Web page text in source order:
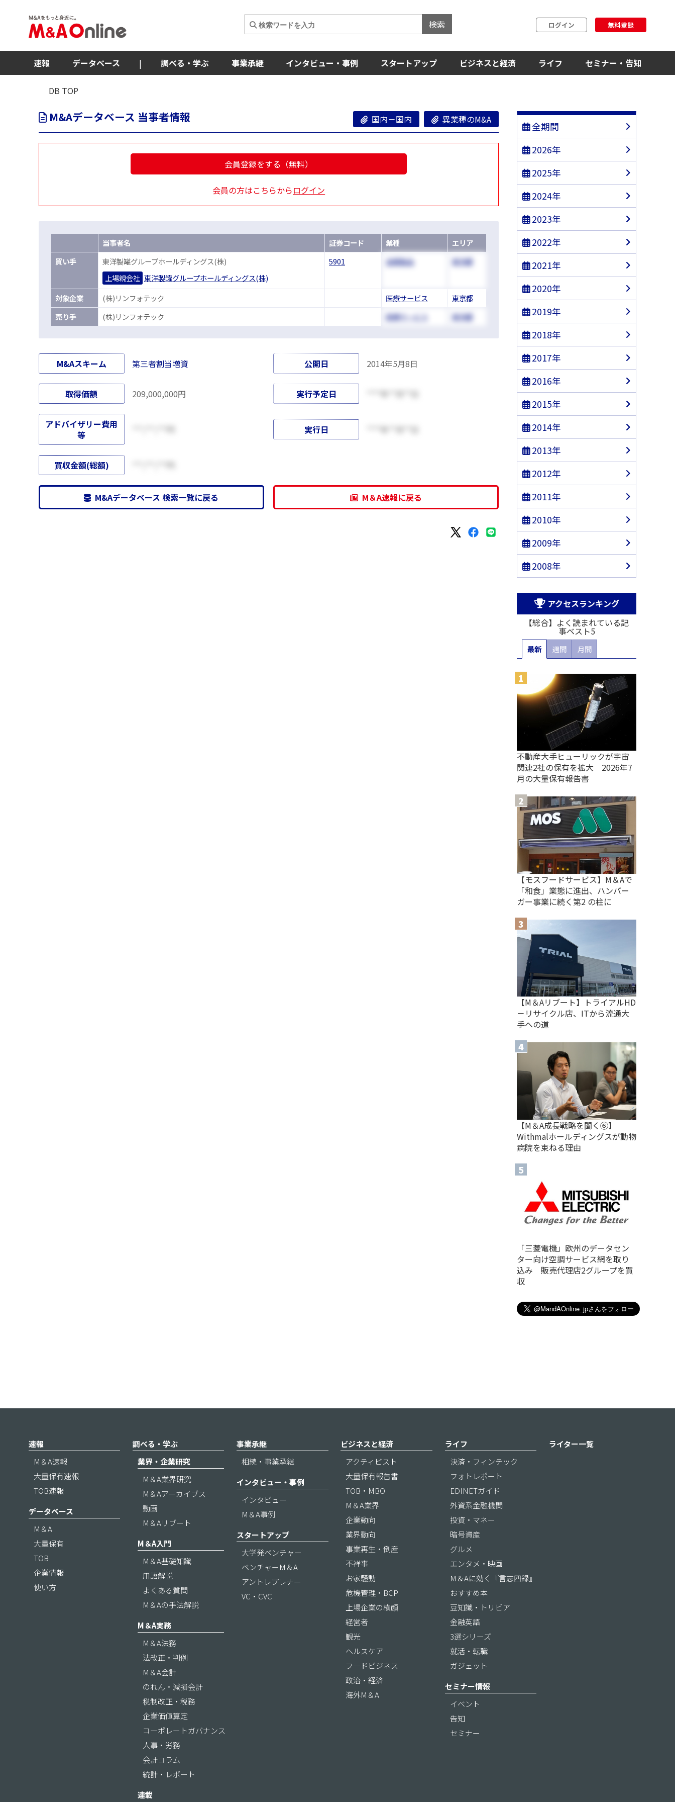
検索 ログイン 無料登録
速報 データベース | 調べる・学ぶ 事業承継 インタビュー・事例 スタートアップ ビジネスと経済 ライフ セミナー・告知
DB TOP
M&Aデータベース 当事者情報 国内－国内 異業種のM&A
会員登録をする（無料）
会員の方はこちらからログイン
当事者名 証券コード 業種
エリア
買い手
東洋製罐グループホールディングス(株)
上場親会社 東洋製罐グループホールディングス(株)
5901 金属製品 東京都
対象企業 (株)リンフォテック 医療サービス
東京都
売り手 (株)リンフォテック 医療サービス 東京都
M&Aスキーム 第三者割当増資 公開日 2014年5月8日
取得価額 209,000,000円 実行予定日
アドバイザリー費用
等
実行日
買収金額(総額)
M&Aデータベース 検索一覧に戻る M＆A速報に戻る
全期間
2026年
2025年
2024年
2023年
2022年
2021年
2020年
2019年
2018年
2017年
2016年
2015年
2014年
2013年
2012年
2011年
2010年
2009年
2008年
アクセスランキング
【総合】よく読まれている記
事ベスト5
最新 週間 月間
不動産大手ヒューリックが宇宙
関連2社の保有を拡大 2026年7
月の大量保有報告書
【モスフードサービス】M＆Aで
「和食」業態に進出、ハンバー
ガー事業に続く第2 の柱に
【M＆Aリブート】トライアルHD
－リサイクル店、ITから流通大
手への道
【M＆A 成長戦略を聞く⑥】
Withmalホールディングスが動物
病院を束ねる理由
「三菱電機」欧州のデータセン
ター向け空調サービス網を取り
込み 販売代理店2グループを買
収
速報
M＆A速報
大量保有速報
TOB速報
データベース
M＆A
大量保有
TOB
企業情報
使い方
調べる・学ぶ
業界・企業研究
M＆A業界研究
M＆Aアーカイブス
動画
M＆Aリブート
M＆A入門
M＆A基礎知識
用語解説
よくある質問
M＆Aの手法解説
M＆A実務
M＆A法務
法改正・判例
M＆A会計
のれん・減損会計
税制改正・税務
企業価値算定
コーポレートガバナンス
人事・労務
会計コラム
統計・レポート
連載
事業承継
相続・事業承継
インタビュー・事例
インタビュー
M＆A事例
スタートアップ
大学発ベンチャー
ベンチャーM＆A
アントレプレナー
VC・CVC
ビジネスと経済
アクティビスト
大量保有報告書
TOB・MBO
M＆A業界
企業動向
業界動向
事業再生・倒産
不祥事
お家騒動
危機管理・BCP
上場企業の横顔
経営者
観光
ヘルスケア
フードビジネス
政治・経済
海外M＆A
ライフ
決済・フィンテック
フォトレポート
EDINETガイド
外資系金融機関
投資・マネー
暗号資産
グルメ
エンタメ・映画
M＆Aに効く『言志四録』
おすすめ本
豆知識・トリビア
金融英語
3選シリーズ
就活・転職
ガジェット
セミナー情報
イベント
告知
セミナー
ライター一覧